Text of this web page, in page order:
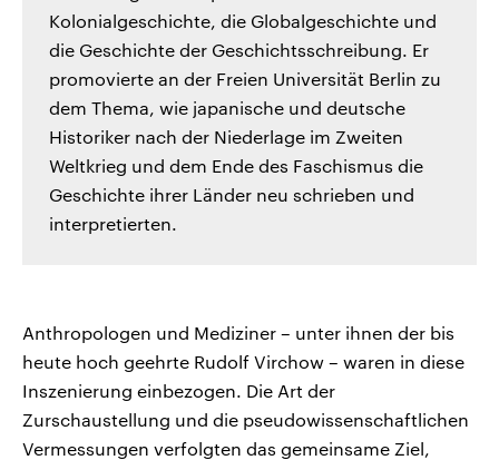
Kolonialgeschichte, die Globalgeschichte und
die Geschichte der Geschichtsschreibung. Er
promovierte an der Freien Universität Berlin zu
dem Thema, wie japanische und deutsche
Historiker nach der Niederlage im Zweiten
Weltkrieg und dem Ende des Faschismus die
Geschichte ihrer Länder neu schrieben und
interpretierten.
Anthropologen und Mediziner – unter ihnen der bis
heute hoch geehrte Rudolf Virchow – waren in diese
Inszenierung einbezogen. Die Art der
Zurschaustellung und die pseudowissenschaftlichen
Vermessungen verfolgten das gemeinsame Ziel,